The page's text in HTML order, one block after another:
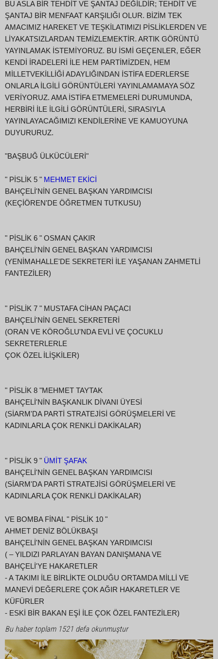
BU ASLA BİR TEHDİT VE ŞANTAJ DEĞİLDİR; TEHDİT VE
ŞANTAJ BİR MENFAAT KARŞILIĞI OLUR. BİZİM TEK
AMACIMIZ HAREKET VE TEŞKİLATIMIZI PİSLİKLERDEN VE
LİYAKATSIZLARDAN TEMİZLEMEKTİR. ARTIK GÖRÜNTÜ
YAYINLAMAK İSTEMİYORUZ. BU İSMİ GEÇENLER, EĞER
KENDİ İRADELERİ İLE HEM PARTİMİZDEN, HEM
MİLLETVEKİLLİĞİ ADAYLIĞINDAN İSTİFA EDERLERSE
ONLARLA İLGİLİ GÖRÜNTÜLERİ YAYINLAMAMAYA SÖZ
VERİYORUZ. AMA İSTİFA ETMEMELERİ DURUMUNDA,
HERBİRİ İLE İLGİLİ GÖRÜNTÜLERİ, SIRASIYLA
YAYINLAYACAĞIMIZI KENDİLERİNE VE KAMUOYUNA
DUYURURUZ.
"BAŞBUĞ ÜLKÜCÜLERİ"
" PİSLİK 5 " MEHMET EKİCİ
BAHÇELİ'NİN GENEL BAŞKAN YARDIMCISI
(KEÇİÖREN'DE ÖĞRETMEN TUTKUSU)
" PİSLİK 6 " OSMAN ÇAKIR
BAHÇELİ'NİN GENEL BAŞKAN YARDIMCISI
(YENİMAHALLE'DE SEKRETERİ İLE YAŞANAN ZAHMETLİ
FANTEZİLER)
" PİSLİK 7 " MUSTAFA CİHAN PAÇACI
BAHÇELİ'NİN GENEL SEKRETERİ
(ORAN VE KÖROĞLU'NDA EVLİ VE ÇOCUKLU
SEKRETERLERLE
ÇOK ÖZEL İLİŞKİLER)
" PİSLİK 8 "MEHMET TAYTAK
BAHÇELİ'NİN BAŞKANLIK DİVANI ÜYESİ
(SİARM'DA PARTİ STRATEJİSİ GÖRÜŞMELERİ VE
KADINLARLA ÇOK RENKLİ DAKİKALAR)
" PİSLİK 9 " ÜMİT ŞAFAK
BAHÇELİ'NİN GENEL BAŞKAN YARDIMCISI
(SİARM'DA PARTİ STRATEJİSİ GÖRÜŞMELERİ VE
KADINLARLA ÇOK RENKLİ DAKİKALAR)
VE BOMBA FİNAL " PİSLİK 10 "
AHMET DENİZ BÖLÜKBAŞI
BAHÇELİ'NİN GENEL BAŞKAN YARDIMCISI
( – YILDIZI PARLAYAN BAYAN DANIŞMANA VE
BAHÇELİ'YE HAKARETLER
- A TAKIMI İLE BİRLİKTE OLDUĞU ORTAMDA MİLLİ VE
MANEVİ DEĞERLERE ÇOK AĞIR HAKARETLER VE
KÜFÜRLER
- ESKİ BİR BAKAN EŞİ İLE ÇOK ÖZEL FANTEZİLER)
Bu haber toplam 1521 defa okunmuştur